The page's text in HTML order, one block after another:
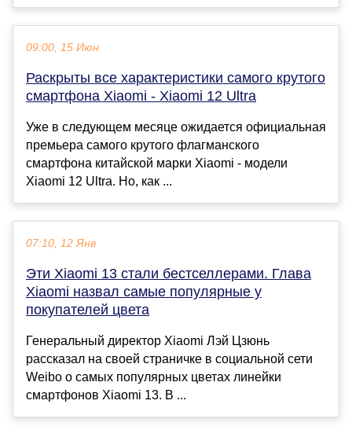
09:00, 15 Июн
Раскрыты все характеристики самого крутого
смартфона Xiaomi - Xiaomi 12 Ultra
Уже в следующем месяце ожидается официальная
премьера самого крутого флагманского
смартфона китайской марки Xiaomi - модели
Xiaomi 12 Ultra. Но, как ...
07:10, 12 Янв
Эти Xiaomi 13 стали бестселлерами. Глава
Xiaomi назвал самые популярные у
покупателей цвета
Генеральный директор Xiaomi Лэй Цзюнь
рассказал на своей страничке в социальной сети
Weibo о самых популярных цветах линейки
смартфонов Xiaomi 13. В ...